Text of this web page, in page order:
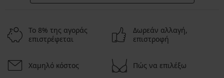
Το 8% της αγοράς
επιστρέφεται
Δωρεάν αλλαγή,
επιστροφή
Χαμηλό κόστος Πώς να επιλέξω